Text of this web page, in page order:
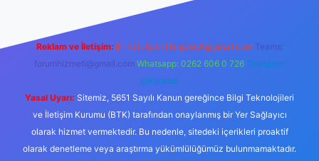
Reklam ve İletişim: E-mail: backlinkpaneli@gmail.com Teams:
forumhizmeti@gmail.com Whatsapp: 0262 606 0 726 Telegram:
@karabul
Yasal Uyarı: Sitemiz, 5651 Sayılı Kanun gereğince Bilgi Teknolojileri
ve İletişim Kurumu (BTK) tarafından onaylanmış bir Yer Sağlayıcı
olarak hizmet vermektedir. Bu nedenle, sitedeki içerikleri proaktif
olarak denetleme veya araştırma yükümlülüğümüz bulunmamaktadır.